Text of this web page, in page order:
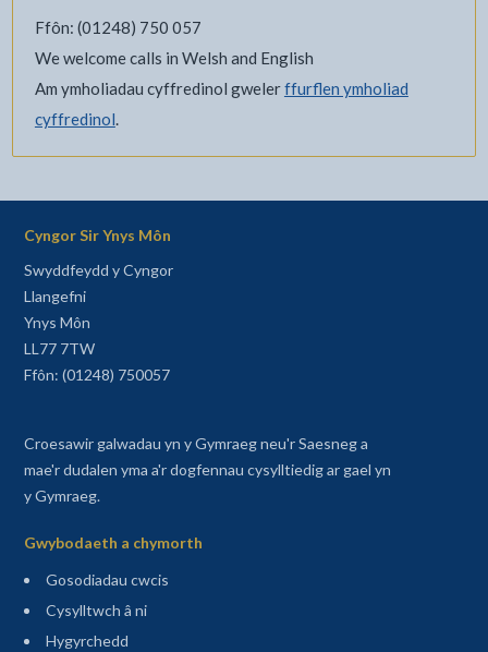
Ffôn: (01248) 750 057
We welcome calls in Welsh and English
Am ymholiadau cyffredinol gwelerffurflen ymholiad
cyffredinol.
Cyngor Sir Ynys Môn
Swyddfeydd y Cyngor
Llangefni
Ynys Môn
LL77 7TW
Ffôn: (01248) 750057
Croesawir galwadau yn y Gymraeg neu'r Saesneg a
mae'r dudalen yma a'r dogfennau cysylltiedig ar gael yn
y Gymraeg.
Gwybodaeth a chymorth
Gosodiadau cwcis
Cysylltwch â ni
Hygyrchedd